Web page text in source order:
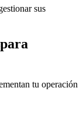
sus
para
tu operación